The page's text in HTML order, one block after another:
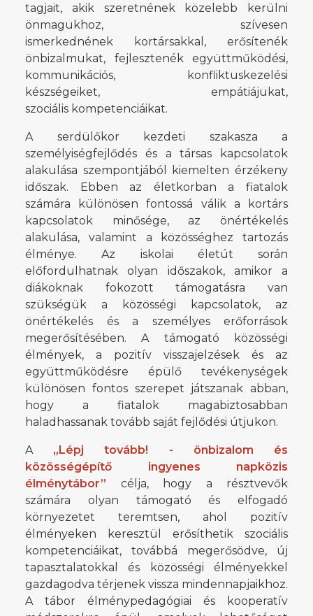
tagjait, akik szeretnének közelebb kerülni
önmagukhoz, szívesen
ismerkednének kortársakkal, erősítenék
önbizalmukat, fejlesztenék együttműködési,
kommunikációs, konfliktuskezelési
készségeiket, empátiájukat,
szociális kompetenciáikat.
A serdülőkor kezdeti szakasza a
személyiségfejlődés és a társas kapcsolatok
alakulása szempontjából kiemelten érzékeny
időszak. Ebben az életkorban a fiatalok
számára különösen fontossá válik a kortárs
kapcsolatok minősége, az önértékelés
alakulása, valamint a közösséghez tartozás
élménye. Az iskolai életút során
előfordulhatnak olyan időszakok, amikor a
diákoknak fokozott támogatásra van
szükségük a közösségi kapcsolatok, az
önértékelés és a személyes erőforrások
megerősítésében. A támogató közösségi
élmények, a pozitív visszajelzések és az
együttműködésre épülő tevékenységek
különösen fontos szerepet játszanak abban,
hogy a fiatalok magabiztosabban
haladhassanak tovább saját fejlődési útjukon.
A „Lépj tovább! - önbizalom és
közösségépítő ingyenes napközis
élménytábor” célja, hogy a résztvevők
számára olyan támogató és elfogadó
környezetet teremtsen, ahol pozitív
élményeken keresztül erősíthetik szociális
kompetenciáikat, továbbá megerősödve, új
tapasztalatokkal és közösségi élményekkel
gazdagodva térjenek vissza mindennapjaikhoz.
A tábor élménypedagógiai és kooperatív